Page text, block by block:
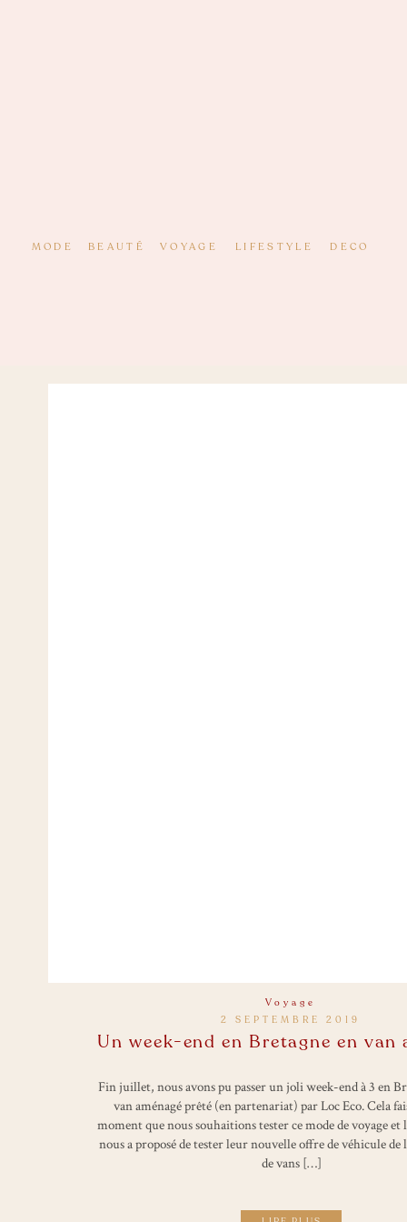
DECO
LIFESTYLE
VOYAGE
BEAUTÉ
MODE
Fin juillet, nous avons pu passer un joli week-end à 3 en
van aménagé prêté (en partenariat) par Loc Eco. Cela
moment que nous souhaitions tester ce mode de voyage et
nous a proposé de tester leur nouvelle offre de véhicule de
de vans […]
2 SEPTEMBRE 2019
Un week-end en Bretagne en van
Voyage